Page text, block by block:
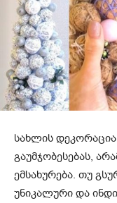
სახლის
გაუმჯობესებას,
ემსახურება. თუ
უნიკალური და